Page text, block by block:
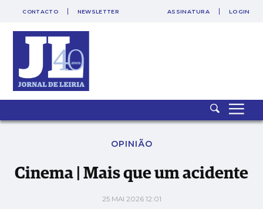
CONTACTO NEWSLETTER ASSINATURA LOGIN
Cinema | Mais que um acidente
OPINIÃO
Cinema | Mais que um acidente
25 MAI 2026 12:01